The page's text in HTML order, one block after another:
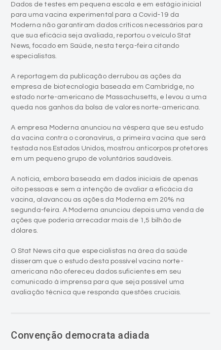
Dados de testes em pequena escala e em estágio inicial
para uma vacina experimental para a Covid-19 da
Moderna não garantiram dados críticos necessários para
que sua eficácia seja avaliada, reportou o veículo Stat
News, focado em Saúde, nesta terça-feira citando
especialistas.
A reportagem da publicação derrubou as ações da
empresa de biotecnologia baseada em Cambridge, no
estado norte-americano de Massachusetts, e levou a uma
queda nos ganhos da bolsa de valores norte-americana.
A empresa Moderna anunciou na véspera que seu estudo
da vacina contra o coronavírus, a primeira vacina que será
testada nos Estados Unidos, mostrou anticorpos protetores
em um pequeno grupo de voluntários saudáveis.
A notícia, embora baseada em dados iniciais de apenas
oito pessoas e sem a intenção de avaliar a eficácia da
vacina, alavancou as ações da Moderna em 20% na
segunda-feira. A Moderna anunciou depois uma venda de
ações que poderia arrecadar mais de 1,5 bilhão de
dólares.
O Stat News cita que especialistas na área da saúde
disseram que o estudo desta possível vacina norte-
americana não ofereceu dados suficientes em seu
comunicado à imprensa para que seja possível uma
avaliação técnica que responda questões cruciais.
Convenção democrata adiada